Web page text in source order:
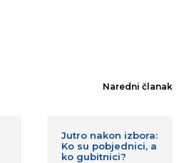
Naredni članak
Jutro nakon izbora:
Ko su pobjednici, a
ko gubitnici?